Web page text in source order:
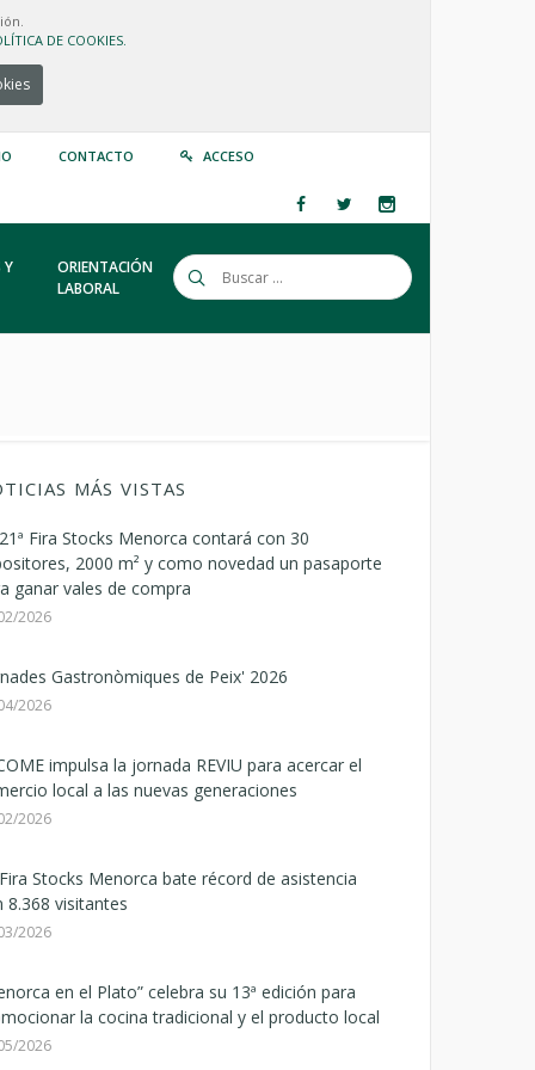
DE COOKIES.
CONTACTO ACCESO
Y
ORIENTACIÓN
LABORAL
MÁS VISTAS
Fira Stocks Menorca contará con 30
2000 m² y como novedad un pasaporte
ganar vales de compra
2026
Gastronòmiques de Peix' 2026
2026
impulsa la jornada REVIU para acercar el
local a las nuevas generaciones
2026
Stocks Menorca bate récord de asistencia
8.368 visitantes
2026
en el Plato” celebra su 13ª edición para
la cocina tradicional y el producto local
2026